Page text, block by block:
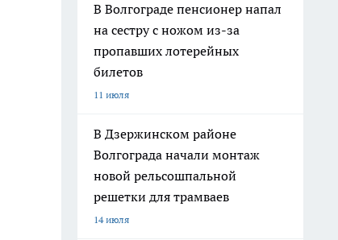
В Волгограде пенсионер напал
на сестру с ножом из-за
пропавших лотерейных
билетов
11 июля
В Дзержинском районе
Волгограда начали монтаж
новой рельсошпальной
решетки для трамваев
14 июля